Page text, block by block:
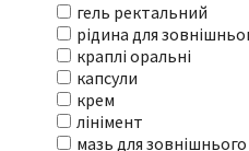
гель ректальний
рідина для
краплі оральні
капсули
крем
лінімент
мазь для